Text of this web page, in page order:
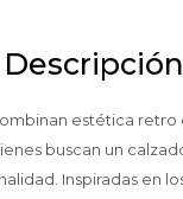
Descripción
estética retro
buscan un
Inspiradas en